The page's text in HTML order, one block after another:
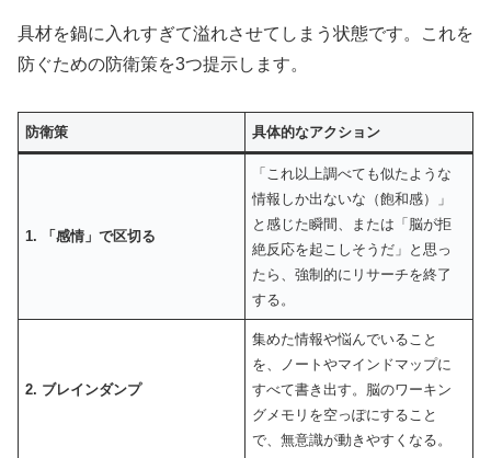
具材を鍋に入れすぎて溢れさせてしまう状態です。これを
防ぐための防衛策を3つ提示します。
防衛策 具体的なアクション
1. 「感情」で区切る
「これ以上調べても似たような
情報しか出ないな（飽和感）」
と感じた瞬間、または「脳が拒
絶反応を起こしそうだ」と思っ
たら、強制的にリサーチを終了
する。
2. ブレインダンプ
集めた情報や悩んでいること
を、ノートやマインドマップに
すべて書き出す。脳のワーキン
グメモリを空っぽにすること
で、無意識が動きやすくなる。